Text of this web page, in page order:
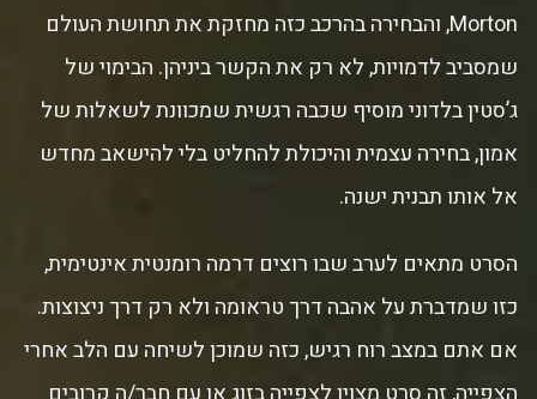
Morton, והבחירה בהרכב כזה מחזקת את תחושת העולם
שמסביב לדמויות, לא רק את הקשר ביניהן. הבימוי של
ג’סטין בלדוני מוסיף שכבה רגשית שמכוונת לשאלות של
אמון, בחירה עצמית והיכולת להחליט בלי להישאב מחדש
אל אותו תבנית ישנה.
הסרט מתאים לערב שבו רוצים דרמה רומנטית אינטימית,
כזו שמדברת על אהבה דרך טראומה ולא רק דרך ניצוצות.
אם אתם במצב רוח רגיש, כזה שמוכן לשיחה עם הלב אחרי